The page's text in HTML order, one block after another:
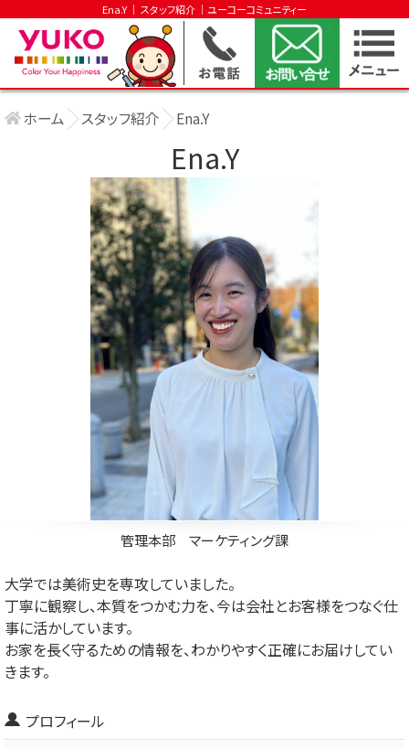
Ena.Y │ スタッフ紹介 │ユーコーコミュニティー
ホーム スタッフ紹介 Ena.Y
Ena.Y
管理本部 マーケティング課
大学では美術史を専攻していました。
丁寧に観察し、本質をつかむ力を、今は会社とお客様をつなぐ仕
事に活かしています。
お家を長く守るための情報を、わかりやすく正確にお届けしてい
きます。
プロフィール